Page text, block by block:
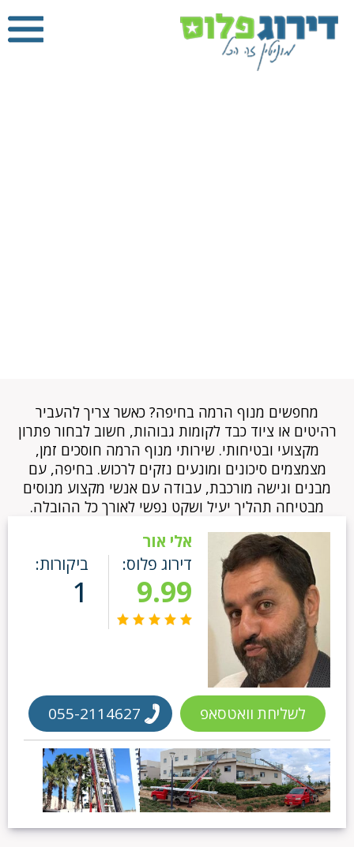
מחפשים מנוף הרמה בחיפה? כאשר צריך להעביר
רהיטים או ציוד כבד לקומות גבוהות, חשוב לבחור פתרון
מקצועי ובטיחותי. שירותי מנוף הרמה חוסכים זמן,
מצמצמים סיכונים ומונעים נזקים לרכוש. בחיפה, עם
מבנים וגישה מורכבת, עבודה עם אנשי מקצוע מנוסים
מבטיחה תהליך יעיל ושקט נפשי לאורך כל ההובלה.
אלי אור
דירוג פלוס:
9.99
ביקורות:
1
לשליחת וואטסאפ 055-2114627